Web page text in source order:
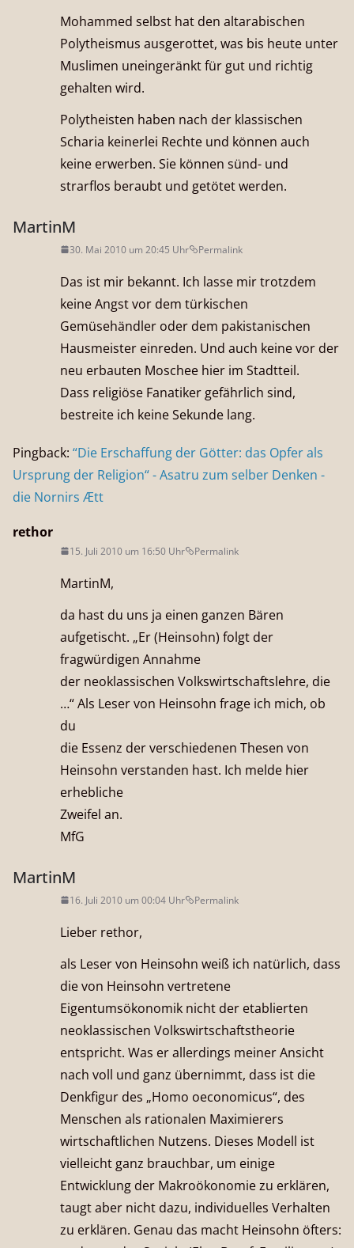
Mohammed selbst hat den altarabischen
Polytheismus ausgerottet, was bis heute unter
Muslimen uneingeränkt für gut und richtig
gehalten wird.
Polytheisten haben nach der klassischen
Scharia keinerlei Rechte und können auch
keine erwerben. Sie können sünd- und
strarflos beraubt und getötet werden.
MartinM
30. Mai 2010 um 20:45 Uhr Permalink
Das ist mir bekannt. Ich lasse mir trotzdem
keine Angst vor dem türkischen
Gemüsehändler oder dem pakistanischen
Hausmeister einreden. Und auch keine vor der
neu erbauten Moschee hier im Stadtteil.
Dass religiöse Fanatiker gefährlich sind,
bestreite ich keine Sekunde lang.
Pingback: “Die Erschaffung der Götter: das Opfer als
Ursprung der Religion“ - Asatru zum selber Denken -
die Nornirs Ætt
rethor
15. Juli 2010 um 16:50 Uhr Permalink
MartinM,
da hast du uns ja einen ganzen Bären
aufgetischt. „Er (Heinsohn) folgt der
fragwürdigen Annahme
der neoklassischen Volkswirtschaftslehre, die
…“ Als Leser von Heinsohn frage ich mich, ob
du
die Essenz der verschiedenen Thesen von
Heinsohn verstanden hast. Ich melde hier
erhebliche
Zweifel an.
MfG
MartinM
16. Juli 2010 um 00:04 Uhr Permalink
Lieber rethor,
als Leser von Heinsohn weiß ich natürlich, dass
die von Heinsohn vertretene
Eigentumsökonomik nicht der etablierten
neoklassischen Volkswirtschaftstheorie
entspricht. Was er allerdings meiner Ansicht
nach voll und ganz übernimmt, dass ist die
Denkfigur des „Homo oeconomicus“, des
Menschen als rationalen Maximierers
wirtschaftlichen Nutzens. Dieses Modell ist
vielleicht ganz brauchbar, um einige
Entwicklung der Makroökonomie zu erklären,
taugt aber nicht dazu, individuelles Verhalten
zu erklären. Genau das macht Heinsohn öfters: